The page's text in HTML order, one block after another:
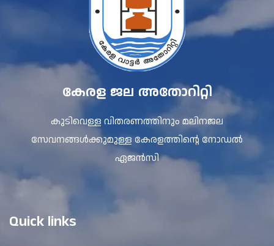
കേരള ജല അതോറിറ്റി
കുടിവെള്ള വിതരണത്തിനും മലിനജല
സേവനങ്ങൾക്കുമുള്ള കേരളത്തിന്റെ നോഡൽ
ഏജൻസി
Quick links